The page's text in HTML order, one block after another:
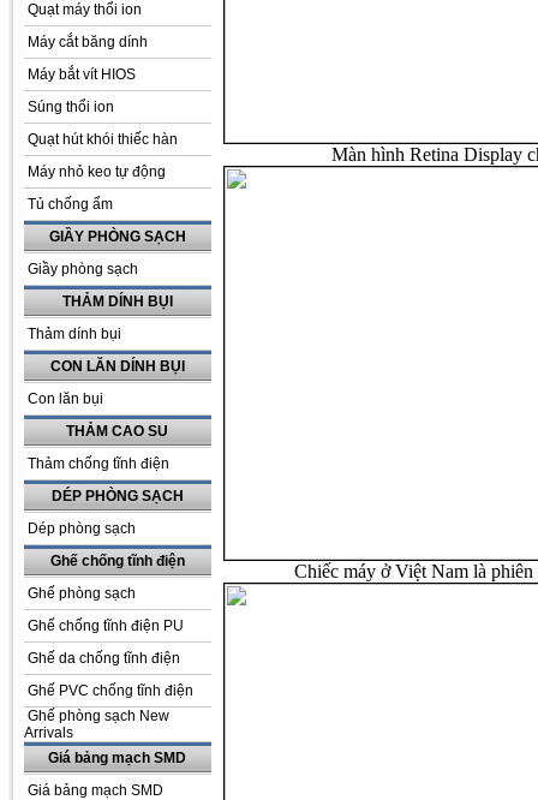
Quạt máy thổi ion
Máy cắt băng dính
Máy bắt vít HIOS
Súng thổi ion
Quạt hút khói thiếc hàn
Máy nhỏ keo tự động
Tủ chống ẩm
GIẦY PHÒNG SẠCH
Giầy phòng sạch
THẢM DÍNH BỤI
Thảm dính bụi
CON LĂN DÍNH BỤI
Con lăn bụi
THẢM CAO SU
Thảm chống tĩnh điện
DÉP PHÒNG SẠCH
Dép phòng sạch
Ghế chống tĩnh điện
Ghế phòng sạch
Ghế chống tĩnh điện PU
Ghế da chống tĩnh điện
Ghế PVC chống tĩnh điện
Ghế phòng sạch New
Arrivals
Giá bảng mạch SMD
Giá bảng mạch SMD
Màn hình Retina Display
Chiếc máy ở Việt Nam là